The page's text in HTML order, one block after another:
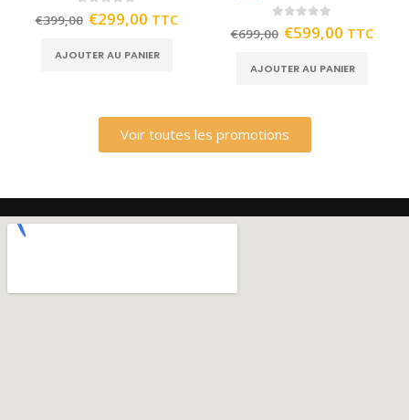
out of 5
€399,00 €299,00 TTC
AJOUTER AU PANIER
out of 5
€699,00 €599,00 TTC
AJOUTER AU PANIER
Voir toutes les promotions